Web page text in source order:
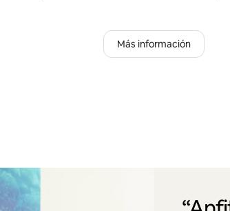
Más información